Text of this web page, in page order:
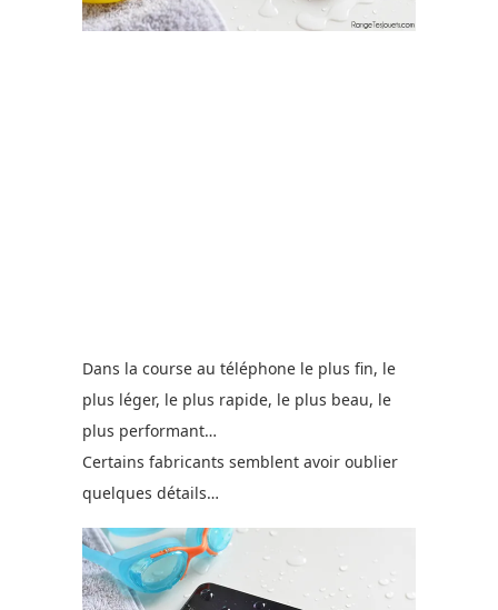
Dans la course au téléphone le plus fin, le
plus léger, le plus rapide, le plus beau, le
plus performant…
Certains fabricants semblent avoir oublier
quelques détails…